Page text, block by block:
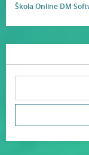
Škola Online DM